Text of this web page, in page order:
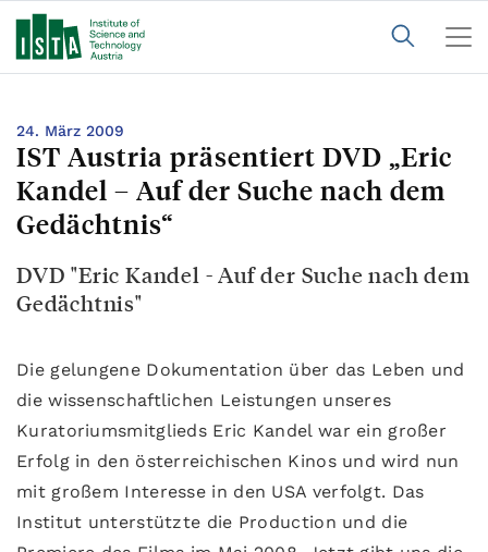
24. März 2009
IST Austria präsentiert DVD „Eric
Kandel – Auf der Suche nach dem
Gedächtnis“
DVD "Eric Kandel - Auf der Suche nach dem
Gedächtnis"
Die gelungene Dokumentation über das Leben und
die wissenschaftlichen Leistungen unseres
Kuratoriumsmitglieds Eric Kandel war ein großer
Erfolg in den österreichischen Kinos und wird nun
mit großem Interesse in den USA verfolgt. Das
Institut unterstützte die Production und die